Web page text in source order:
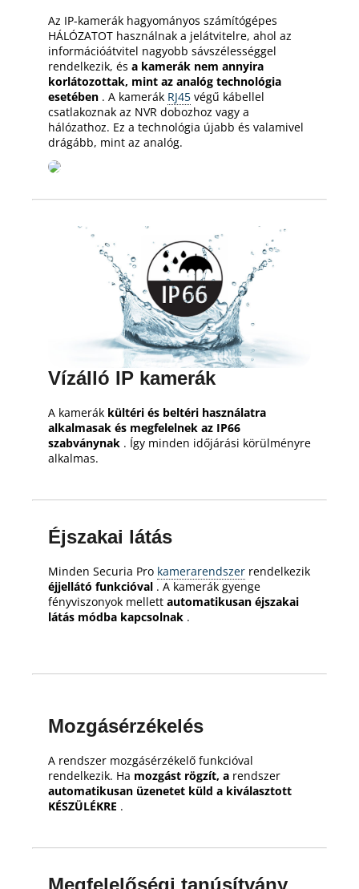
Az IP-kamerák hagyományos számítógépes
HÁLÓZATOT használnak a jelátvitelre, ahol az
információátvitel nagyobb sávszélességgel
rendelkezik, és a kamerák nem annyira
korlátozottak, mint az analóg technológia
esetében . A kamerák RJ45 végű kábellel
csatlakoznak az NVR dobozhoz vagy a
hálózathoz. Ez a technológia újabb és valamivel
drágább, mint az analóg.
Vízálló IP kamerák
A kamerák kültéri és beltéri használatra
alkalmasak és megfelelnek az IP66
szabványnak . Így minden időjárási körülményre
alkalmas.
Éjszakai látás
Minden Securia Pro kamerarendszer rendelkezik
éjjellátó funkcióval . A kamerák gyenge
fényviszonyok mellett automatikusan éjszakai
látás módba kapcsolnak .
Mozgásérzékelés
A rendszer mozgásérzékelő funkcióval
rendelkezik. Ha mozgást rögzít, a rendszer
automatikusan üzenetet küld a kiválasztott
KÉSZÜLÉKRE .
Megfelelőségi tanúsítvány